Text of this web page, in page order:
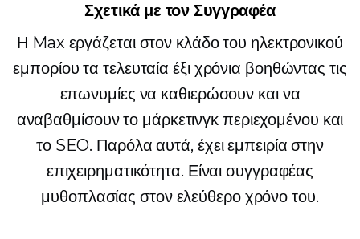
Σχετικά με τον Συγγραφέα
Η Max εργάζεται στον κλάδο του ηλεκτρονικού
εμπορίου τα τελευταία έξι χρόνια βοηθώντας τις
επωνυμίες να καθιερώσουν και να
αναβαθμίσουν το μάρκετινγκ περιεχομένου και
το SEO. Παρόλα αυτά, έχει εμπειρία στην
επιχειρηματικότητα. Είναι συγγραφέας
μυθοπλασίας στον ελεύθερο χρόνο του.